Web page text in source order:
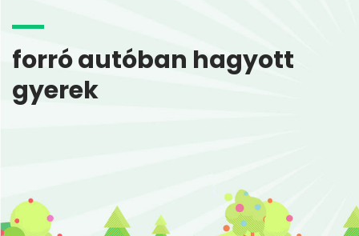
forró autóban hagyott
gyerek